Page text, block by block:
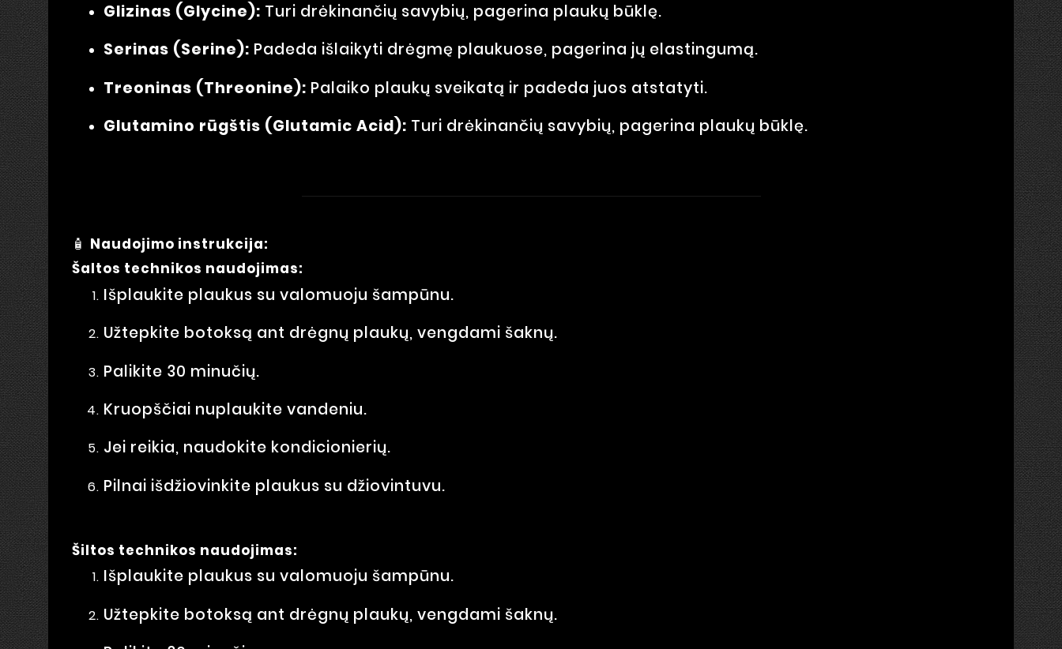
Glizinas (Glycine): Turi drėkinančių savybių, pagerina plaukų būklę.
Serinas (Serine): Padeda išlaikyti drėgmę plaukuose, pagerina jų elastingumą.
Treoninas (Threonine): Palaiko plaukų sveikatą ir padeda juos atstatyti.
Glutamino rūgštis (Glutamic Acid): Turi drėkinančių savybių, pagerina plaukų būklę.
🧴 Naudojimo instrukcija:
Šaltos technikos naudojimas:
Išplaukite plaukus su valomuoju šampūnu.
Užtepkite botoksą ant drėgnų plaukų, vengdami šaknų.
Palikite 30 minučių.
Kruopščiai nuplaukite vandeniu.
Jei reikia, naudokite kondicionierių.
Pilnai išdžiovinkite plaukus su džiovintuvu.
Šiltos technikos naudojimas:
Išplaukite plaukus su valomuoju šampūnu.
Užtepkite botoksą ant drėgnų plaukų, vengdami šaknų.